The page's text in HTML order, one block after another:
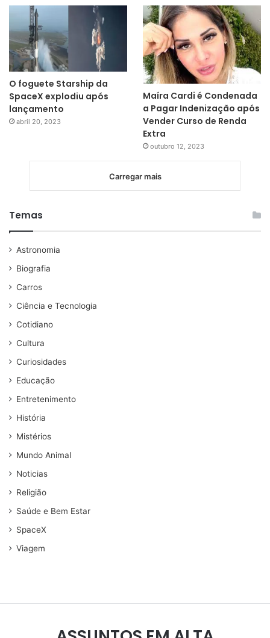
O foguete Starship da
SpaceX explodiu após
lançamento
abril 20, 2023
Maíra Cardi é Condenada
a Pagar Indenização após
Vender Curso de Renda
Extra
outubro 12, 2023
Carregar mais
Temas
Astronomia
Biografia
Carros
Ciência e Tecnologia
Cotidiano
Cultura
Curiosidades
Educação
Entretenimento
História
Mistérios
Mundo Animal
Noticias
Religião
Saúde e Bem Estar
SpaceX
Viagem